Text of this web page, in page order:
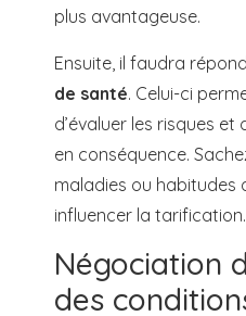
plus avantageuse.
Ensuite, il faudra
de santé. Celui-ci
d’évaluer les risques et
en conséquence.
maladies ou habitudes
influencer la tarification.
Négociation
des